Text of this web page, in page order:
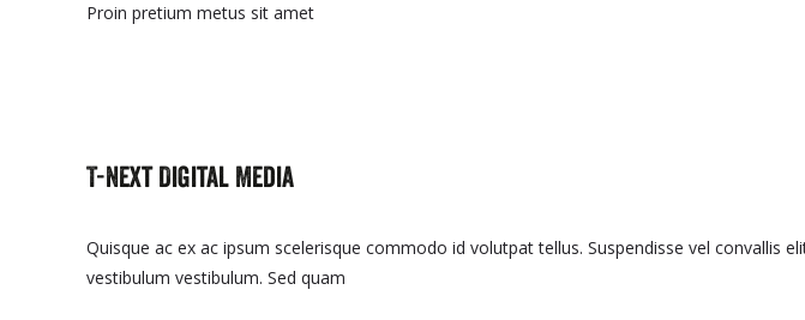
Proin pretium metus sit amet
T-Next Digital Media
Quisque ac ex ac ipsum scelerisque commodo id volutpat tellus. Suspendisse vel
vestibulum vestibulum. Sed quam